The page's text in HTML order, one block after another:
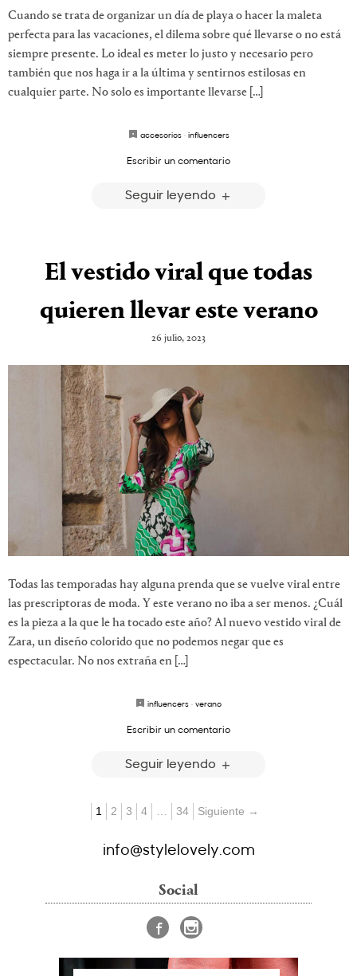
Cuando se trata de organizar un día de playa o hacer la maleta
perfecta para las vacaciones, el dilema sobre qué llevarse o no está
siempre presente. Lo ideal es meter lo justo y necesario pero
también que nos haga ir a la última y sentirnos estilosas en
cualquier parte. No solo es importante llevarse […]
accesorios· influencers
Escribir un comentario
Seguir leyendo
El vestido viral que todas
quieren llevar este verano
26 julio, 2023
Todas las temporadas hay alguna prenda que se vuelve viral entre
las prescriptoras de moda. Y este verano no iba a ser menos. ¿Cuál
es la pieza a la que le ha tocado este año? Al nuevo vestido viral de
Zara, un diseño colorido que no podemos negar que es
espectacular. No nos extraña en […]
influencers · verano
Escribir un comentario
Seguir leyendo
1 2 3 4 34 Siguiente →
info@stylelovely.com
Social